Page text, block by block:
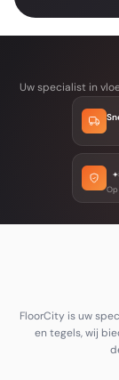
Uw specialist in
FloorCity is uw
en tegels, wij